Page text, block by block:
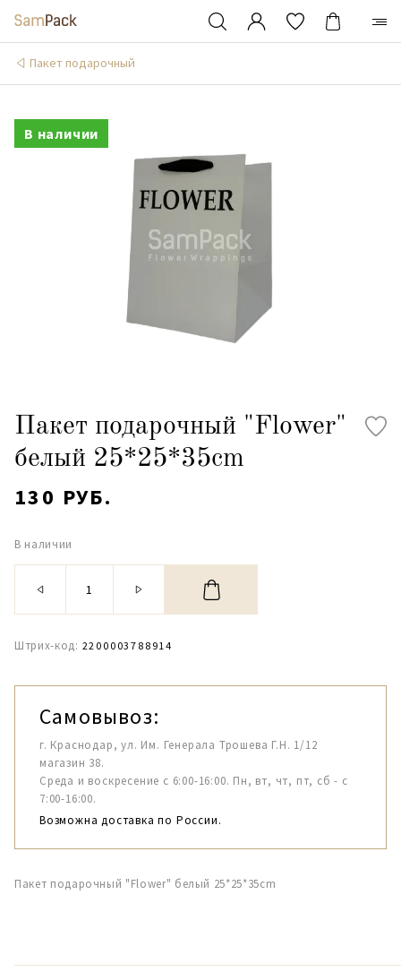
Пакет подарочный
В наличии
Пакет подарочный "Flower"
белый 25*25*35cm
130 РУБ.
В наличии
Штрих-код: 2200003788914
Самовывоз:
г. Краснодар, ул. Им. Генерала Трошева Г.Н. 1/12
магазин 38.
Среда и воскресение с 6:00-16:00. Пн, вт, чт, пт, сб - с
7:00-16:00.
Возможна доставка по России.
Пакет подарочный "Flower" белый 25*25*35cm